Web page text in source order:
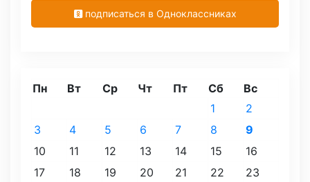
подписаться в Одноклассниках
Пн Вт Ср Чт Пт Сб Вс
1
2
3
4 5 6 7 8
9
10
11 12 13 14 15
16
17
18 19 20 21 22
23